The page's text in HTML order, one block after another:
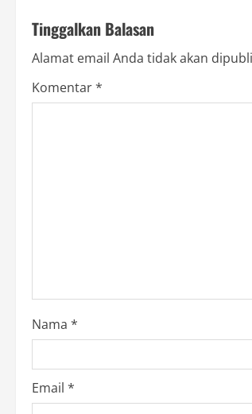
Tinggalkan Balasan
Alamat email Anda tidak akan
Komentar*
Nama *
Email *